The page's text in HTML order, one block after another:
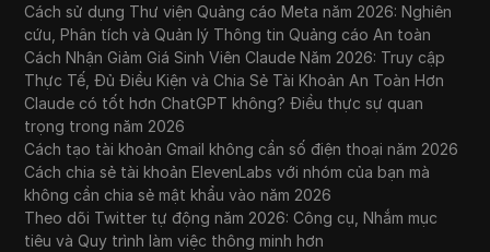
Cách sử dụng Thư viện Quảng cáo Meta năm 2026: Nghiên
cứu, Phân tích và Quản lý Thông tin Quảng cáo An toàn
Cách Nhận Giảm Giá Sinh Viên Claude Năm 2026: Truy cập
Thực Tế, Đủ Điều Kiện và Chia Sẻ Tài Khoản An Toàn Hơn
Claude có tốt hơn ChatGPT không? Điều thực sự quan
trọng trong năm 2026
Cách tạo tài khoản Gmail không cần số điện thoại năm 2026
Cách chia sẻ tài khoản ElevenLabs với nhóm của bạn mà
không cần chia sẻ mật khẩu vào năm 2026
Theo dõi Twitter tự động năm 2026: Công cụ, Nhắm mục
tiêu và Quy trình làm việc thông minh hơn